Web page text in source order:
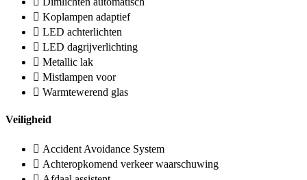
Koplampen adaptief
LED achterlichten
LED dagrijverlichting
Metallic lak
Mistlampen voor
Warmtewerend glas
Veiligheid
Accident Avoidance System
Achteropkomend verkeer waarschuwing